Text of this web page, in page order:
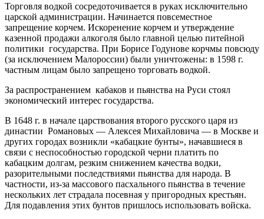
Торговля водкой сосредоточивается в руках исключительно
царской администрации. Начинается повсеместное
запрещение корчем. Искоренение корчем и утверждение
казенной продажи алкоголя было главной целью питейной
политики государства. При Борисе Годунове корчмы повсюду
(за исключением Малороссии) были уничтожены: в 1598 г.
частным лицам было запрещено торговать водкой.
За распространением кабаков и пьянства на Руси стоял
экономический интерес государства.
В 1648 г. в начале царствования второго русского царя из
династии Романовых — Алексея Михайловича — в Москве и
других городах возникли «кабацкие бунты», начавшиеся в
связи с неспособностью городской черни платить по
кабацким долгам, резким снижением качества водки,
разорительными последствиями пьянства для народа. В
частности, из-за массового пасхального пьянства в течение
нескольких лет страдала посевная у пригородных крестьян.
Для подавления этих бунтов пришлось использовать войска.